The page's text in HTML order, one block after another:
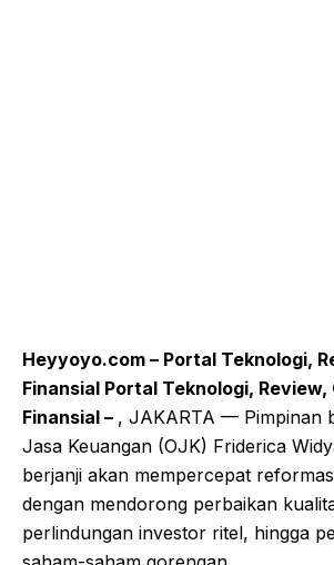
Heyyoyo.com – Portal Teknologi,
Finansial Portal Teknologi,
Finansial – , JAKARTA — Pimpinan
Jasa Keuangan (OJK) Friderica
berjanji akan mempercepat
dengan mendorong perbaikan
perlindungan investor ritel, hingga